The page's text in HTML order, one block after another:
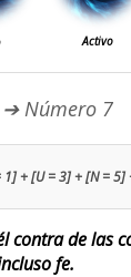
Número 7
+ [U = 3] + [N =
contra de las
fe.